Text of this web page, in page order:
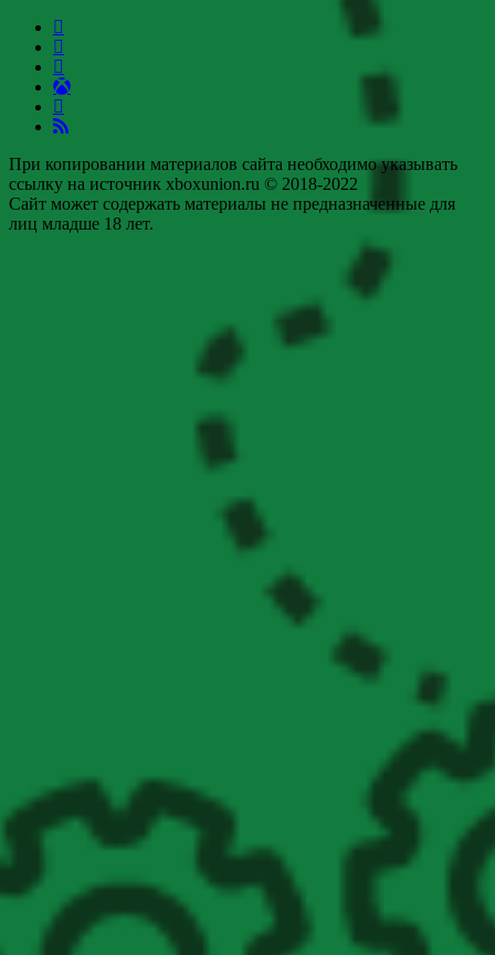
При копировании материалов сайта необходимо указывать
ссылку на источник xboxunion.ru © 2018-2022
Сайт может содержать материалы не предназначенные для
лиц младше 18 лет.